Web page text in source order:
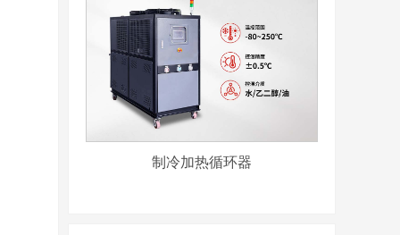
制冷加热循环器